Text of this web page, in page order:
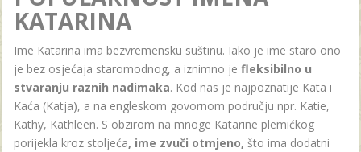
KATARINA
Ime Katarina ima bezvremensku suštinu. Iako je ime staro ono
je bez osjećaja staromodnog, a iznimno je fleksibilno u
stvaranju raznih nadimaka. Kod nas je najpoznatije Kata i
Kaća (Katja), a na engleskom govornom području npr. Katie,
Kathy, Kathleen. S obzirom na mnoge Katarine plemićkog
porijekla kroz stoljeća, ime zvuči otmjeno, što ima dodatni